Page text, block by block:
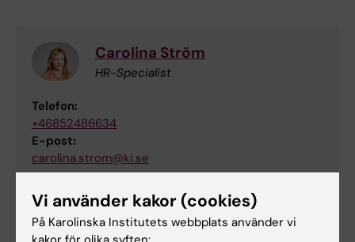
Carolina Ström
HR-Specialist
Telefon:
+46852486634
E-post:
carolina.strom@ki.se
Åsa Agréus
Vi använder kakor (cookies)
På Karolinska Institutets webbplats använder vi